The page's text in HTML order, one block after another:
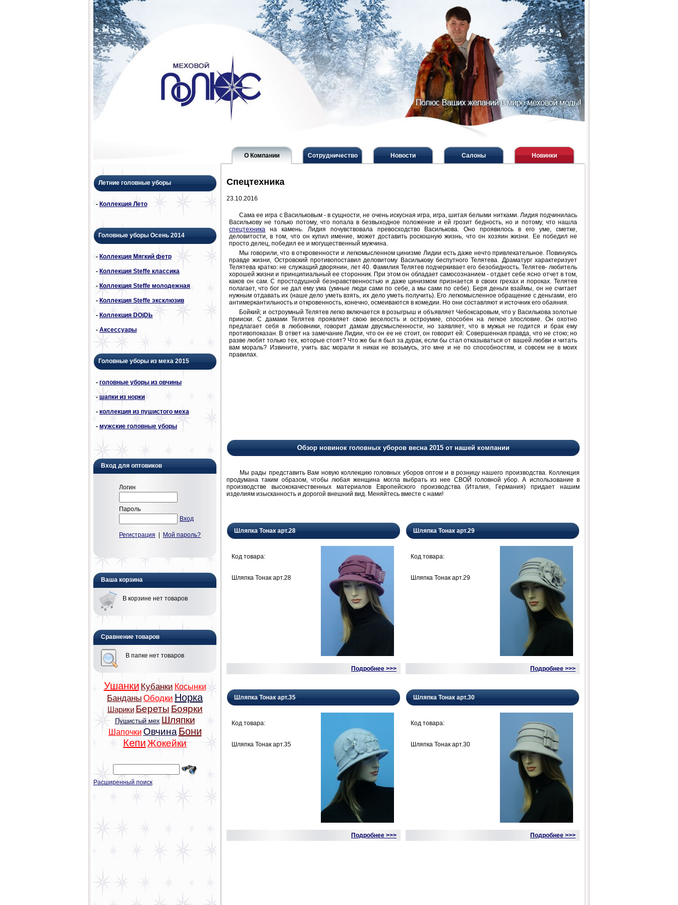
О Компании Сотрудничество Новости Салоны Новинки
Летние головные уборы
- Коллекция Лето
Головные уборы Осень 2014
- Коллекция Мягкий фетр
- Коллекция Steffe классика
-Коллекция Steffe молодежная
- Коллекция Steffe эксклюзив
- Коллекция DОjDЬ
- Аксессуары
Головные уборы из меха 2015
- головные уборы из овчины
-шапки из норки
- коллекция из пушистого меха
- мужские головные уборы
Вход для оптовиков
Логин
Пароль
Вход
Регистрация Мой пароль?
Ваша корзина
В корзине нет товаров
Сравнение товаров
В папке нет товаров
Ушанки Кубанки Косынки
Банданы Ободки Норка
Шарики Береты Боярки
Пушистый мех Шляпки
Шапочки Овчина Бони
Кепи Жокейки
Расширенный поиск
Спецтехника
23.10.2016
Сама ее игра с Васильковым - в сущности, не очень искусная игра, игра, шитая белыми нитками. Лидия подчинилась
Василькову не только потому, что попала в безвыходное положение и ей грозит бедность, но и потому, что нашла
спецтехника на камень. Лидия почувствовала превосходство Василькова. Оно проявилось в его уме, сметке,
деловитости, в том, что он купил имение, может доставить роскошную жизнь, что он хозяин жизни. Ее победил не
просто делец, победил ее и могущественный мужчина.
Мы говорили, что в откровенности и легкомысленном цинизме Лидии есть даже нечто привлекательное. Повинуясь
правде жизни, Островский противопоставил деловитому Василькову беспутного Телятева. Драматург характеризует
Телятева кратко: не служащий дворянин, лет 40. Фамилия Телятев подчеркивает его безобидность. Телятев- любитель
хорошей жизни и принципиальный ее сторонник. При этом он обладает самосознанием - отдает себе ясно отчет в том,
каков он сам. С простодушной безнравственностью и даже цинизмом признается в своих грехах и пороках. Телятев
полагает, что бог не дал ему ума (умные люди сами по себе, а мы сами по себе). Беря деньги взаймы, он не считает
нужным отдавать их (наше дело уметь взять, их дело уметь получить). Его легкомысленное обращение с деньгами, его
антимеркантильность и откровенность, конечно, осмеиваются в комедии. Но они составляют и источник его обаяния.
Бойкий; и остроумный Телятев легко включается в розыгрыш и объявляет Чебоксаровым, что у Василькова золотые
прииски. С дамами Телятев проявляет свою веселость и остроумие, способен на легкое злословие. Он охотно
предлагает себя в любовники, говорит дамам двусмысленности, но заявляет, что в мужья не годится и брак ему
противопоказан. В ответ на замечание Лидии, что он ее не стоит, он говорит ей: Совершенная правда, что не стою; но
разве любят только тех, которые стоят? Что же бы я был за дурак, если бы стал отказываться от вашей любви и читать
вам мораль? Извините, учить вас морали я никак не возьмусь, это мне и не по способностям, и совсем не в моих
правилах.
Обзор новинок головных уборов весна 2015 от нашей компании
Мы рады представить Вам новую коллекцию головных уборов оптом и в розницу нашего производства. Коллекция
продумана таким образом, чтобы любая женщина могла выбрать из нее СВОЙ головной убор. А использование в
производстве высококачественных материалов Европейского производства (Италия, Германия) придает нашим
изделиям изысканность и дорогой внешний вид. Меняйтесь вместе с нами!
Шляпка Тонак арт.28
Код товара:
Шляпка Тонак арт.28
Подробнее >>>
Шляпка Тонак арт.29
Код товара:
Шляпка Тонак арт.29
Подробнее >>>
Шляпка Тонак арт.35
Код товара:
Шляпка Тонак арт.35
Подробнее >>>
Шляпка Тонак арт.30
Код товара:
Шляпка Тонак арт.30
Подробнее >>>